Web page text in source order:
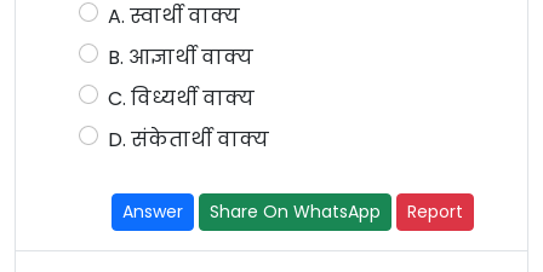
A. स्वार्थी वाक्य
B. आज्ञार्थी वाक्य
C. विध्यर्थी वाक्य
D. संकेतार्थी वाक्य
Answer Share On WhatsApp Report